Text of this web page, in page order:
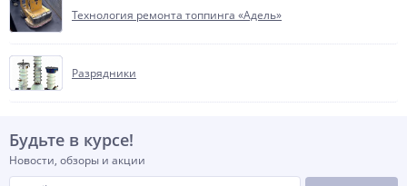
Технология ремонта топпинга «Адель»
Разрядники
Будьте в курсе!
Новости, обзоры и акции